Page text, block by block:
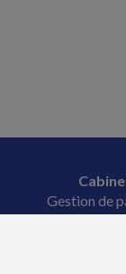
Gestion de